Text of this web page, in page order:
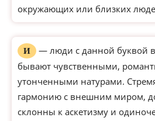
окружающих или близких
И
— люди с данной буквой
бывают чувственными,
утонченными натурами.
гармонию с внешним миром,
склонны к аскетизму и